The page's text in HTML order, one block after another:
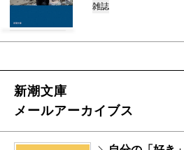
雑誌
新潮文庫
メールアーカイブス